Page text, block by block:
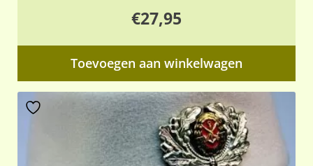
€27,95
Toevoegen aan winkelwagen